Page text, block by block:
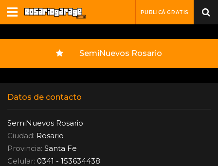
PUBLICÁ GRATIS
SemiNuevos Rosario
Datos de contacto
SemiNuevos Rosario
Ciudad: Rosario
Provincia: Santa Fe
Celular: 0341 - 153634438